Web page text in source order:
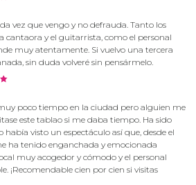
vez que vengo y no defrauda. Tanto los
cantaora y el guitarrista, como el personal
muy atentamente. Si vuelvo una tercera
sin duda volveré sin pensármelo.
poco tiempo en la ciudad pero alguien me
este tablao si me daba tiempo. Ha sido
había visto un espectáculo así que, desde el
ha tenido enganchada y emocionada
muy acogedor y cómodo y el personal
¡Recomendable cien por cien si visitas